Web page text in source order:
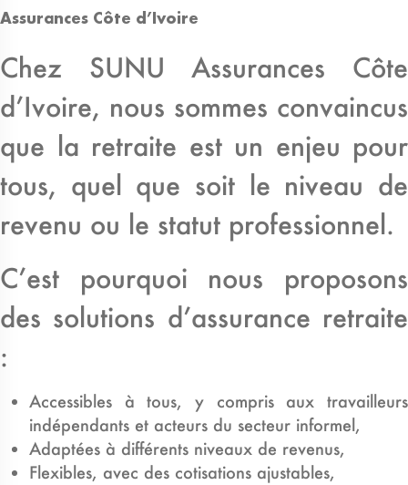
Assurances Côte d’Ivoire
Chez SUNU Assurances Côte
d’Ivoire, nous sommes convaincus
que la retraite est un enjeu pour
tous, quel que soit le niveau de
revenu ou le statut professionnel.
C’est pourquoi nous proposons
des solutions d’assurance retraite
:
Accessibles à tous, y compris aux travailleurs
indépendants et acteurs du secteur informel,
Adaptées à différents niveaux de revenus,
Flexibles, avec des cotisations ajustables,